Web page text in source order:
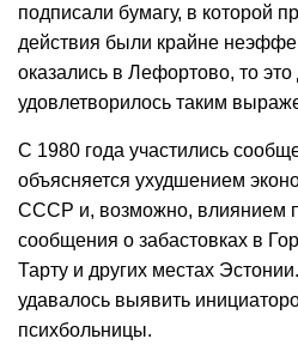
подписали бумагу, в которой
действия были крайне
оказались в Лефортово, то это
удовлетворилось таким
С 1980 года участились
объясняется ухудшением
СССР и, возможно, влиянием
сообщения о забастовках в
Тарту и других местах
удавалось выявить
психбольницы.